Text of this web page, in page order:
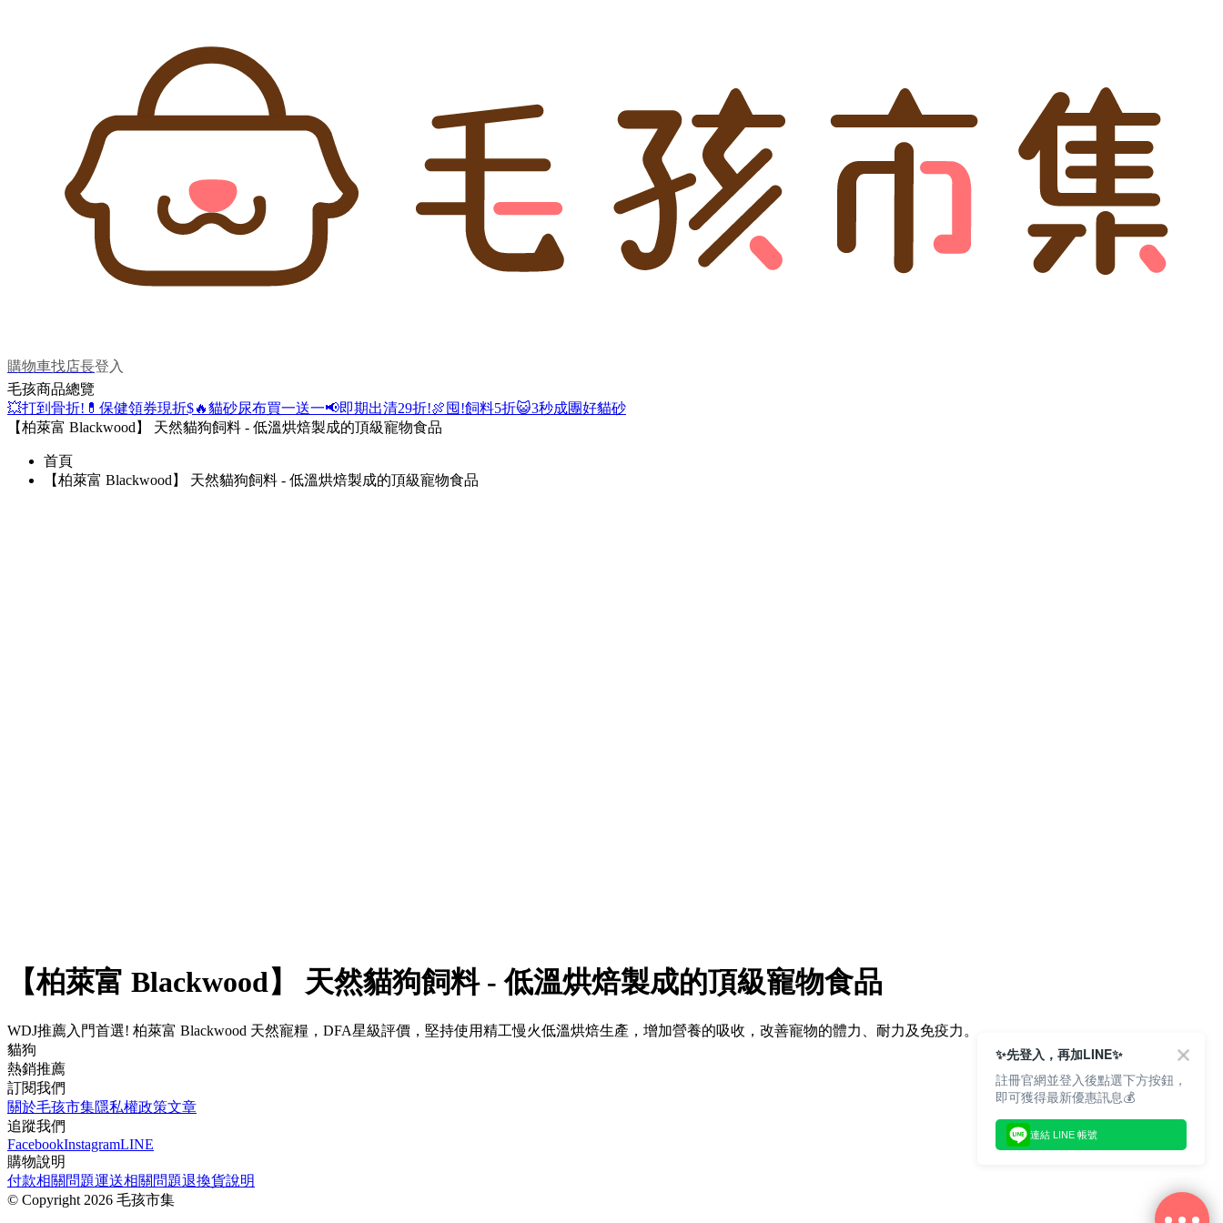
購物車找店長登入
毛孩商品總覽
💥打到骨折! 💊保健領券現折$🔥貓砂尿布買一送一📢即期出清29折!🍖囤!飼料5折😺3秒成團好貓砂
【柏萊富 Blackwood】 天然貓狗飼料 - 低溫烘焙製成的頂級寵物食品
首頁
【柏萊富 Blackwood】 天然貓狗飼料 - 低溫烘焙製成的頂級寵物食品
【柏萊富 Blackwood】 天然貓狗飼料 - 低溫烘焙製成的頂級寵物食品
WDJ推薦入門首選! 柏萊富 Blackwood 天然寵糧，DFA星級評價，堅持使用精工慢火低溫烘焙生產，增加營養的吸收，改善寵物的體力、耐力及免疫力。
貓狗
熱銷推薦
訂閱我們
關於毛孩市集隱私權政策文章
追蹤我們
FacebookInstagramLINE
購物說明
付款相關問題運送相關問題退換貨說明
© Copyright 2026 毛孩市集
✨先登入，再加LINE✨
註冊官網並登入後點選下方按鈕，
即可獲得最新優惠訊息💰
連結 LINE 帳號